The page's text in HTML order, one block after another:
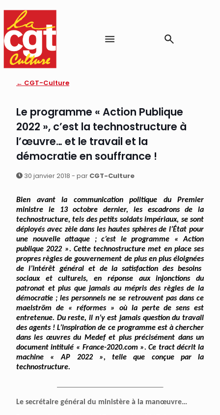
← CGT-Culture
Le programme « Action Publique
2022 », c’est la technostructure à
l’œuvre… et le travail et la
démocratie en souffrance !
30 janvier 2018 - par CGT-Culture
Bien avant la communication politique du Premier
ministre le 13 octobre dernier, les escadronsde la
technostructure,tels des petits soldats impériaux, se sont
déployés avec zèledansles hautes sphères de l’État pour
une nouvelle attaque ; c’est le programme « Action
publique 2022 ». Cette technostructure met en place ses
propres règles de gouvernement de plus en plus éloignées
de l’intérêt général et de la satisfaction des besoins
sociaux et culturels,en réponse aux injonctionsdu
patronat et plus que jamais au mépris des règles de la
démocratie ;les personnelsne se retrouvent pas dans ce
maelström de « réformes »où la perte de sens est
entretenue. Du reste, il n’y est jamais question du travail
des agents !L’inspirationde ce programme est à chercher
dans les œuvres du Medefet plus précisément dans un
document intitulé « France-2020.com ».Ce tract décrit la
machine « AP 2022 »,telle que conçue par la
technostructure.
Le secrétaire général du ministère à la manœuvre…